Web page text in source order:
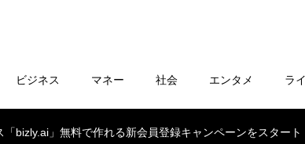
ビジネス マネー 社会 エンタメ ラ
bizly.ai」無料で作れる新会員登録キャンペーンをスタート